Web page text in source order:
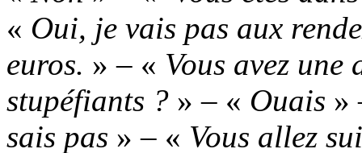
« Oui, je vais pas aux
euros. » – « Vous avez
stupéfiants ? » – « Ouais »
sais pas » – « Vous allez